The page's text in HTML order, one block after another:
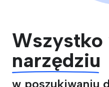
Wszystko
narzędziu
w poszukiwaniu